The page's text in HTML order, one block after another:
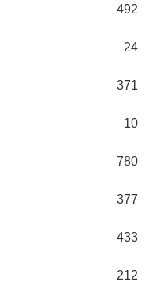
492
24
371
10
780
377
433
212